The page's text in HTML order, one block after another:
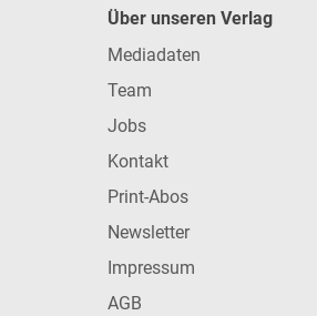
Über unseren Verlag
Mediadaten
Team
Jobs
Kontakt
Print-Abos
Newsletter
Impressum
AGB